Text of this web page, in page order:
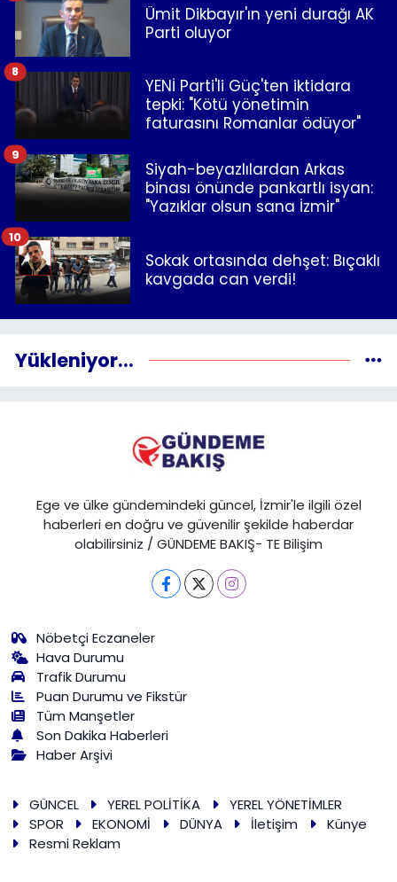
Ümit Dikbayır'ın yeni durağı AK
Parti oluyor
YENİ Parti'li Güç'ten iktidara
tepki: "Kötü yönetimin
faturasını Romanlar ödüyor"
8
Siyah-beyazlılardan Arkas
binası önünde pankartlı isyan:
"Yazıklar olsun sana İzmir"
9
Sokak ortasında dehşet: Bıçaklı
kavgada can verdi!
10
Yükleniyor...
Ege ve ülke gündemindeki güncel, İzmir'le ilgili özel
haberleri en doğru ve güvenilir şekilde haberdar
olabilirsiniz / GÜNDEME BAKIŞ- TE Bilişim
Nöbetçi Eczaneler
Hava Durumu
Trafik Durumu
Puan Durumu ve Fikstür
Tüm Manşetler
Son Dakika Haberleri
Haber Arşivi
GÜNCEL YEREL POLİTİKA
YEREL YÖNETİMLER
SPOR
EKONOMİ DÜNYA İletişim
Künye
Resmi Reklam